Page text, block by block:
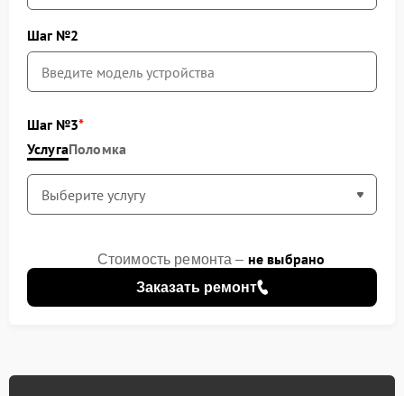
Шаг №2
Шаг №3
УслугаПоломка
Заказать ремонт
Стоимость ремонта – не выбрано